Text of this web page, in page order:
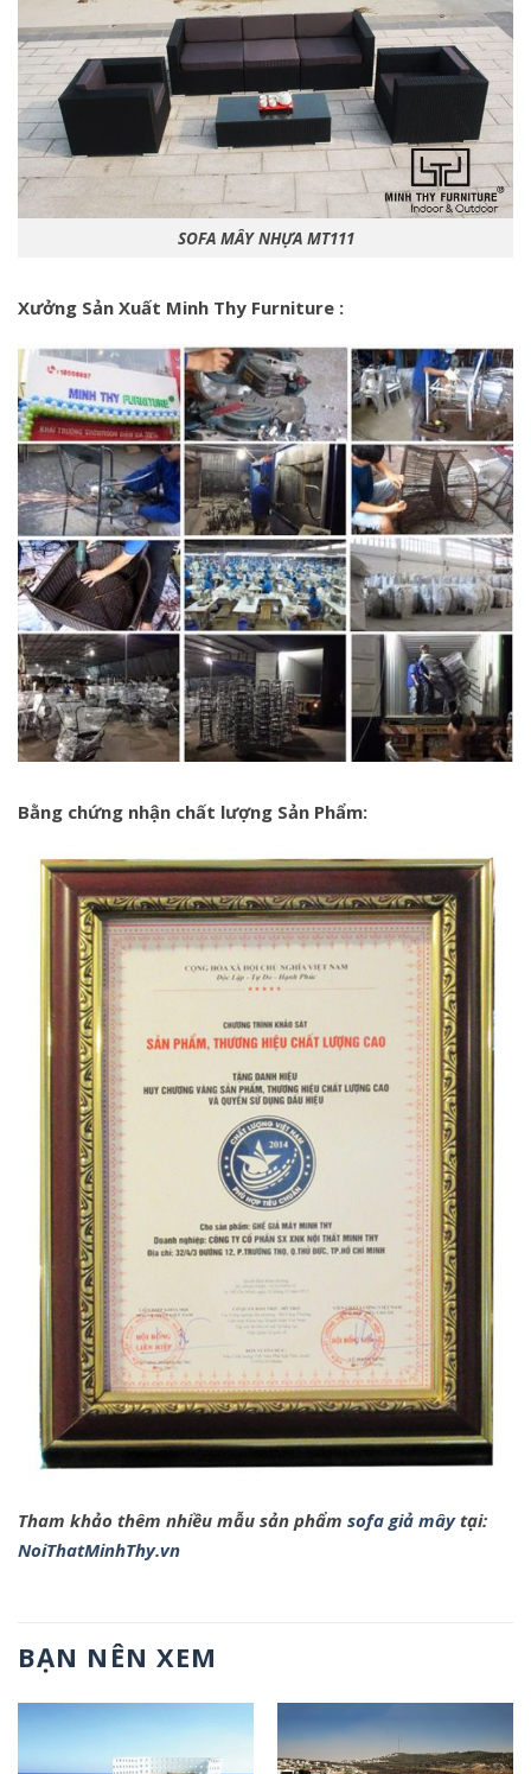
SOFA MÂY NHỰA MT111
Xưởng Sản Xuất Minh Thy Furniture :
Bằng chứng nhận chất lượng Sản Phẩm:
Tham khảo thêm nhiều mẫu sản phẩm sofa giả mây tại:
NoiThatMinhThy.vn
BẠN NÊN XEM